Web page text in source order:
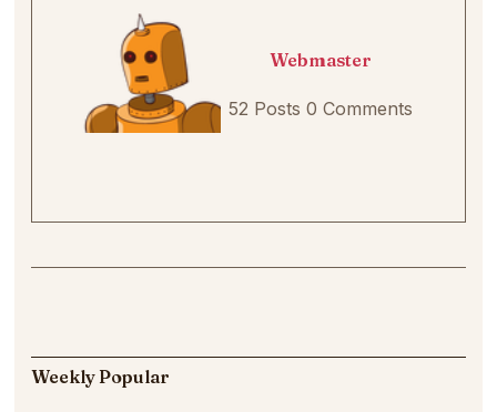
Webmaster
52 Posts 0 Comments
Weekly Popular